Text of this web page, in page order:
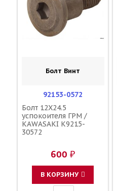
Болт Винт
92153-0572
Болт 12X24.5
успокоителя ГРМ /
KAWASAKI K9215-
30572
600 ₽
В КОРЗИНУ